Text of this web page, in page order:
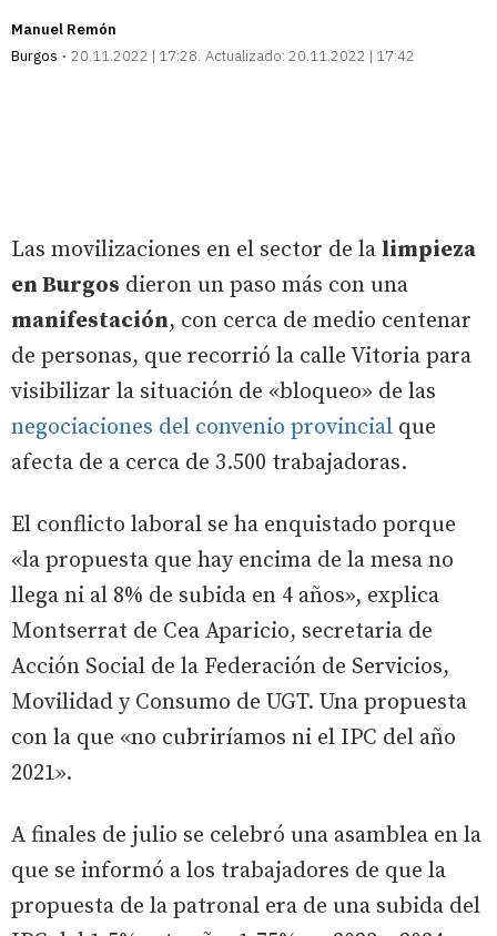
Manuel Remón
Burgos
20.11.2022 | 17:28 Actualizado: 20.11.2022 | 17:42
Las movilizaciones en el sector de la limpieza
en Burgos dieron un paso más con una
manifestación, con cerca de medio centenar
de personas, que recorrió la calle Vitoria para
visibilizar la situación de «bloqueo» de las
negociaciones del convenio provincial que
afecta de a cerca de 3.500 trabajadoras.
El conflicto laboral se ha enquistado porque
«la propuesta que hay encima de la mesa no
llega ni al 8% de subida en 4 años», explica
Montserrat de Cea Aparicio, secretaria de
Acción Social de la Federación de Servicios,
Movilidad y Consumo de UGT. Una propuesta
con la que «no cubriríamos ni el IPC del año
2021».
A finales de julio se celebró una asamblea en la
que se informó a los trabajadores de que la
propuesta de la patronal era de una subida del